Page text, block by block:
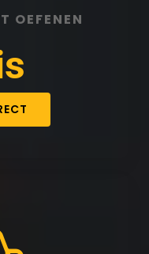
OEFENEN